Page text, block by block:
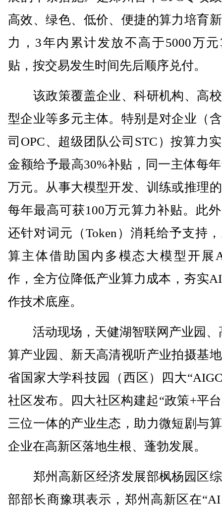
高效、绿色、低价、便捷的算力培育
力，3年内累计发放不高于5000万
贴，按交易发生时间先后顺序兑付。
该政策覆盖企业、科研机构、高
型企业等多元主体。特别是对企业（
司OPC、超级团队公司STC）按算力
金额给予最高30%补贴，同一主体每
万元。从事大模型开发、训练或推理
每年最高可获100万元算力补贴。此
还针对词元（Token）消耗给予支持
算主体借助国内多模态大模型开展
作，全方位降低产业算力成本，夯实
作技术底座。
活动现场，天健湖智联网产业园、
算产业园、新天高清视听产业拍摄基
省国家大学科技园（西区）四大
社区发布。四大社区构建起“政策+平
三位一体的产业生态，助力微短剧与
企业在高新区落地生根、蓬勃发展。
郑州高新区经济发展部枫杨园区
部部长商豫琪表示，郑州高新区在